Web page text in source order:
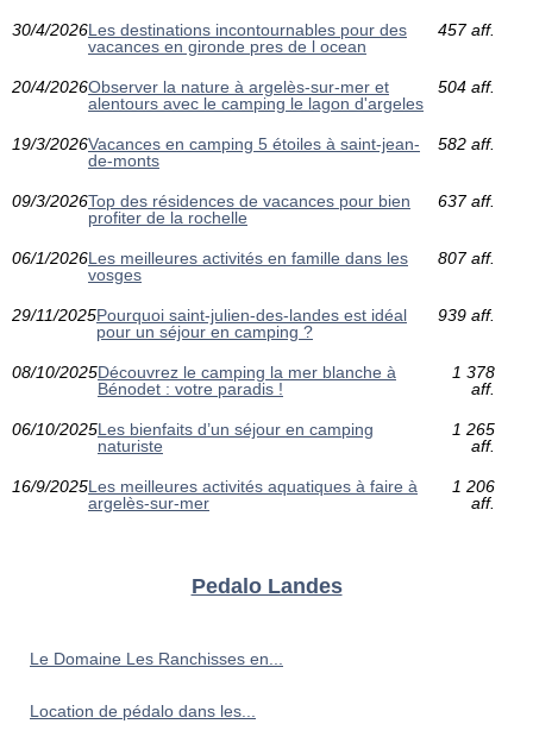
30/4/2026Les destinations incontournables pour des
vacances en gironde pres de l ocean
457 aff.
20/4/2026Observer la nature à argelès-sur-mer et
alentours avec le camping le lagon d'argeles
504 aff.
19/3/2026Vacances en camping 5 étoiles à saint-jean-
de-monts
582 aff.
09/3/2026Top des résidences de vacances pour bien
profiter de la rochelle
637 aff.
06/1/2026Les meilleures activités en famille dans les
vosges
807 aff.
29/11/2025Pourquoi saint-julien-des-landes est idéal
pour un séjour en camping ?
939 aff.
08/10/2025Découvrez le camping la mer blanche à
Bénodet : votre paradis !
1 378
aff.
06/10/2025Les bienfaits d’un séjour en camping
naturiste
1 265
aff.
16/9/2025Les meilleures activités aquatiques à faire à
argelès-sur-mer
1 206
aff.
Pedalo Landes
Le Domaine Les Ranchisses en...
Location de pédalo dans les...